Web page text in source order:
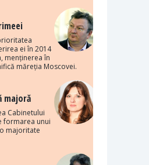
ei în 2014
menținerea în
măreția Moscovei.
majoră
Cabinetului
formarea unui
majoritate